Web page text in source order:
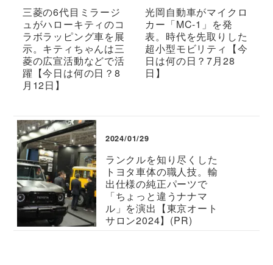
三菱の6代目ミラージ
ュがハローキティのコ
ラボラッピング車を展
示。キティちゃんは三
菱の広宣活動などで活
躍【今日は何の日？8
月12日】
光岡自動車がマイクロ
カー「MC-1」を発
表。時代を先取りした
超小型モビリティ【今
日は何の日？7月28
日】
2024/01/29
ランクルを知り尽くした
トヨタ車体の職人技。輸
出仕様の純正パーツで
「ちょっと違うナナマ
ル」を演出【東京オート
サロン2024】(PR)